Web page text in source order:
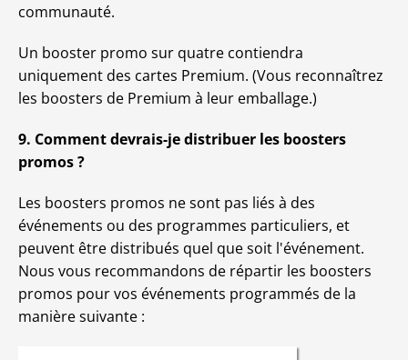
communauté.
Un booster promo sur quatre contiendra
uniquement des cartes Premium. (Vous reconnaîtrez
les boosters de Premium à leur emballage.)
9. Comment devrais-je distribuer les boosters
promos ?
Les boosters promos ne sont pas liés à des
événements ou des programmes particuliers, et
peuvent être distribués quel que soit l'événement.
Nous vous recommandons de répartir les boosters
promos pour vos événements programmés de la
manière suivante :